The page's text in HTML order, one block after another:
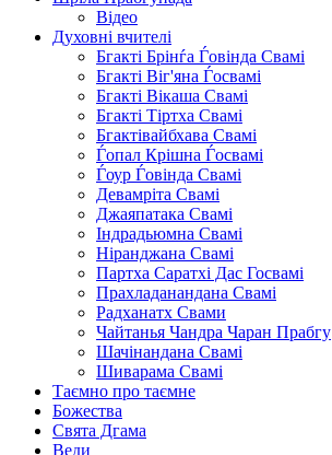
Відео
Духовні вчителі
Бгакті Брінѓа Ѓовінда Свамі
Бгакті Віг'яна Ѓосвамі
Бгакті Вікаша Свамі
Бгакті Тіртха Свамі
Бгактівайбхава Свамі
Ѓопал Крішна Ѓосвамі
Ѓоур Ѓовінда Свамі
Девамріта Свамі
Джаяпатака Свамі
Індрадьюмна Свамі
Ніранджана Свамі
Партха Саратхі Дас Госвамі
Прахладанандана Свамі
Радханатх Свами
Чайтанья Чандра Чаран Прабгу
Шачінандана Свамі
Шиварама Свамі
Таємно про таємне
Божества
Свята Дгама
Веди